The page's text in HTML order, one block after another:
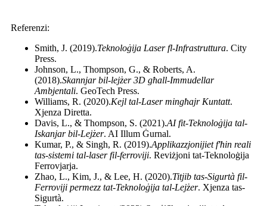
Referenzi:
Smith, J. (2019).Teknoloġija Laser fl-Infrastruttura. City
Press.
Johnson, L., Thompson, G., & Roberts, A.
(2018).Skannjar bil-lejżer 3D għall-Immudellar
Ambjentali. GeoTech Press.
Williams, R. (2020).Kejl tal-Laser mingħajr Kuntatt.
Xjenza Diretta.
Davis, L., & Thompson, S. (2021).AI fit-Teknoloġija tal-
Iskanjar bil-Lejżer. AI Illum Ġurnal.
Kumar, P., & Singh, R. (2019).Applikazzjonijiet f'ħin reali
tas-sistemi tal-laser fil-ferroviji. Reviżjoni tat-Teknoloġija
Ferrovjarja.
Zhao, L., Kim, J., & Lee, H. (2020).Titjib tas-Sigurtà fil-
Ferroviji permezz tat-Teknoloġija tal-Lejżer. Xjenza tas-
Sigurtà.